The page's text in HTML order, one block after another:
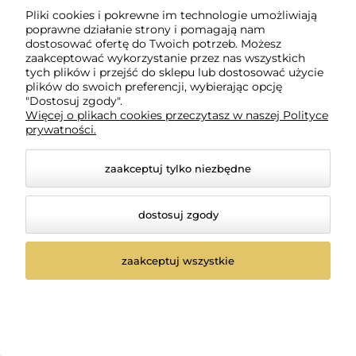
Nożyczki do włosów 5,5"
511,38 zł
Nożyczki do włosów 6"
0 ocen
511,38 zł
Pliki cookies i pokrewne im technologie umożliwiają
poprawne działanie strony i pomagają nam
dostosować ofertę do Twoich potrzeb. Możesz
zaakceptować wykorzystanie przez nas wszystkich
tych plików i przejść do sklepu lub dostosować użycie
plików do swoich preferencji, wybierając opcję
"Dostosuj zgody".
Więcej o plikach cookies przeczytasz w naszej Polityce
prywatności.
zaakceptuj tylko niezbędne
dostosuj zgody
zaakceptuj wszystkie